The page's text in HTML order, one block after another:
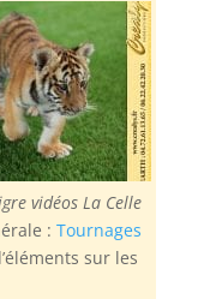
vidéos La Celle
: Tournages
sur les